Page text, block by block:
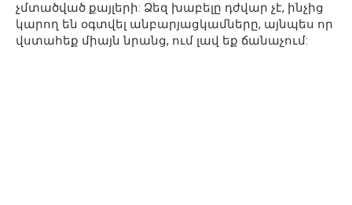
չմտածված քայլերի: Ձեզ խաբելը դժվար չէ, ինչից
կարող են օգտվել անբարյացկամները, այնպես որ
վստահեք միայն նրանց, ում լավ եք ճանաչում: